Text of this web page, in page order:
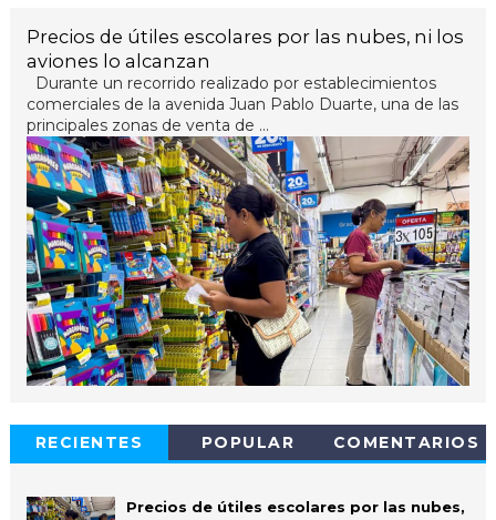
Precios de útiles escolares por las nubes, ni los
aviones lo alcanzan
Durante un recorrido realizado por establecimientos
comerciales de la avenida Juan Pablo Duarte, una de las
principales zonas de venta de ...
RECIENTES POPULAR COMENTARIOS
Precios de útiles escolares por las nubes,